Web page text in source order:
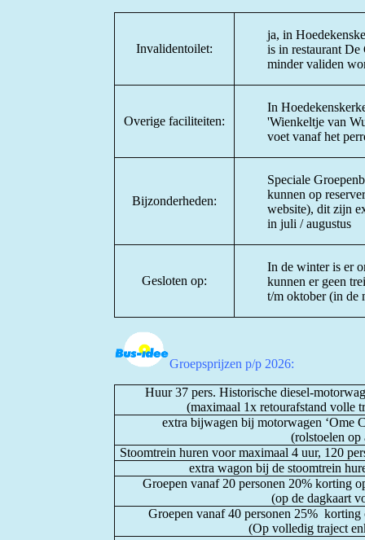
Invalidentoilet:
ja, in
is in restaurant De
minder validen
Overige faciliteiten:
In
'Wienkeltje van
voet vanaf het
Bijzonderheden:
Speciale
kunnen op
website), dit zijn
in juli / augustus
Gesloten op:
In de winter is er
kunnen er geen
t/m oktober (in de
Groepsprijzen p/p 2026:
Huur 37 pers. Historische diesel-
(maximaal 1x retourafstand volle
extra bijwagen bij motorwagen ‘Ome
(rolstoelen op
Stoomtrein huren voor maximaal 4 uur, 120
extra wagon bij de stoomtrein
Groepen vanaf 20 personen 20% korting
(op de dagkaart
Groepen vanaf 40 personen 25%
(Op volledig traject